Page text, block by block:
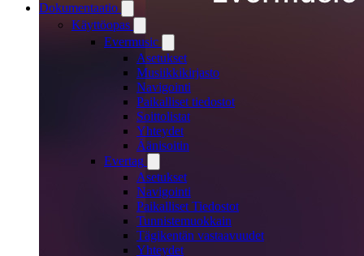
Dokumentaatio
Käyttöopas
Evermusic
Asetukset
Musiikkikirjasto
Navigointi
Paikalliset tiedostot
Soittolistat
Yhteydet
Äänisoitin
Evertag
Asetukset
Navigointi
Paikalliset Tiedostot
Tunnistemuokkain
Tägikentän vastaavuudet
Yhteydet